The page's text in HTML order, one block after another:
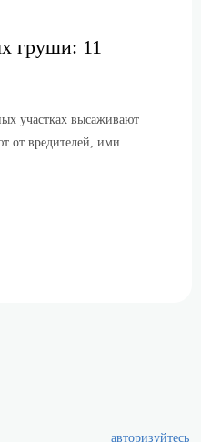
груши: 11
участках высаживают
от вредителей, ими
авторизуйтесь